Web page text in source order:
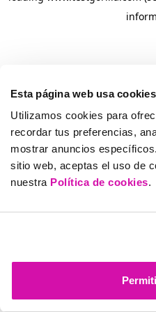
Esta página web usa cookies
Utilizamos cookies para
recordar tus preferencias,
mostrar anuncios
sitio web, aceptas el uso de
nuestra Política de cookies.